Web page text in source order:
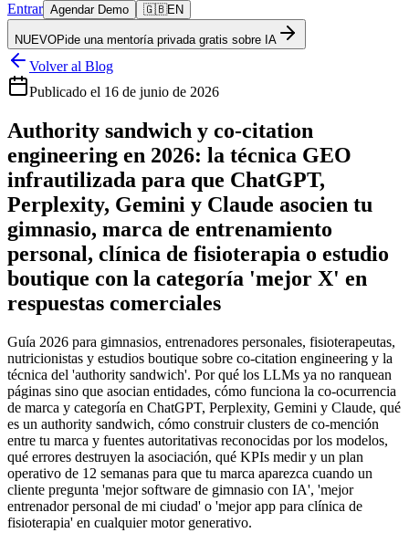
Entrar Agendar Demo 🇬🇧EN
NUEVOPide una mentoría privada gratis sobre IA
Volver al Blog
Publicado el 16 de junio de 2026
Authority sandwich y co-citation
engineering en 2026: la técnica GEO
infrautilizada para que ChatGPT,
Perplexity, Gemini y Claude asocien tu
gimnasio, marca de entrenamiento
personal, clínica de fisioterapia o estudio
boutique con la categoría 'mejor X' en
respuestas comerciales
Guía 2026 para gimnasios, entrenadores personales, fisioterapeutas,
nutricionistas y estudios boutique sobre co-citation engineering y la
técnica del 'authority sandwich'. Por qué los LLMs ya no ranquean
páginas sino que asocian entidades, cómo funciona la co-ocurrencia
de marca y categoría en ChatGPT, Perplexity, Gemini y Claude, qué
es un authority sandwich, cómo construir clusters de co-mención
entre tu marca y fuentes autoritativas reconocidas por los modelos,
qué errores destruyen la asociación, qué KPIs medir y un plan
operativo de 12 semanas para que tu marca aparezca cuando un
cliente pregunta 'mejor software de gimnasio con IA', 'mejor
entrenador personal de mi ciudad' o 'mejor app para clínica de
fisioterapia' en cualquier motor generativo.